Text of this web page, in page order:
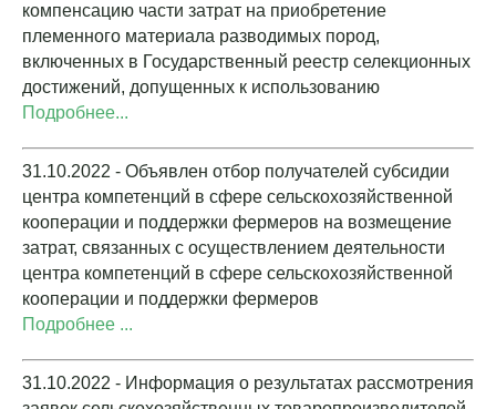
компенсацию части затрат на приобретение
племенного материала разводимых пород,
включенных в Государственный реестр селекционных
достижений, допущенных к использованию
Подробнее...
31.10.2022 - Объявлен отбор получателей субсидии
центра компетенций в сфере сельскохозяйственной
кооперации и поддержки фермеров на возмещение
затрат, связанных с осуществлением деятельности
центра компетенций в сфере сельскохозяйственной
кооперации и поддержки фермеров
Подробнее ...
31.10.2022 - Информация о результатах рассмотрения